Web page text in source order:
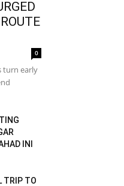
0
turn early
INI
TRIP TO